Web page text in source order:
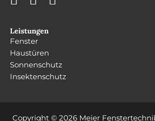
Leistungen
Fenster
Haustüren
Sonnenschutz
Insektenschutz
Copyright © 2026 Meier